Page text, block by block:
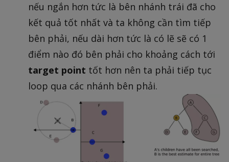
nếu ngắn hơn tức là bên nhánh trái đã cho
kết quả tốt nhất và ta không cần tìm tiếp
bên phải, nếu dài hơn tức là có lẽ sẽ có 1
điểm nào đó bên phải cho khoảng cách tới
target point tốt hơn nên ta phải tiếp tục
loop qua các nhánh bên phải.